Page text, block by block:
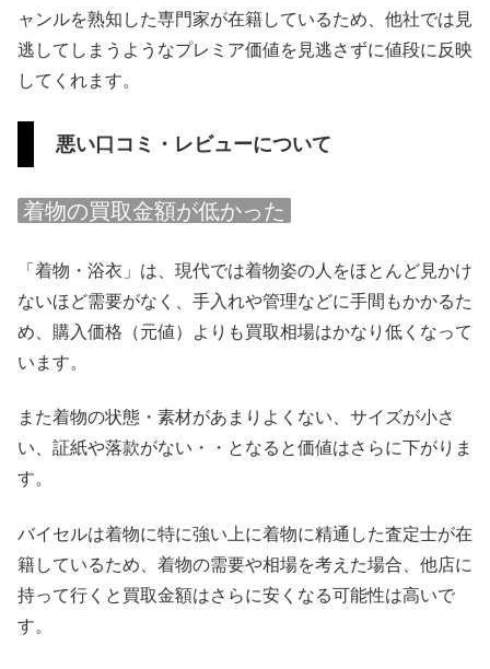
ャンルを熟知した専門家が在籍しているため、他社では見
逃してしまうようなプレミア価値を見逃さずに値段に反映
してくれます。
悪い口コミ・レビューについて
着物の買取金額が低かった
「着物・浴衣」は、現代では着物姿の人をほとんど見かけ
ないほど需要がなく、手入れや管理などに手間もかかるた
め、購入価格（元値）よりも買取相場はかなり低くなって
います。
また着物の状態・素材があまりよくない、サイズが小さ
い、証紙や落款がない・・となると価値はさらに下がりま
す。
バイセルは着物に特に強い上に着物に精通した査定士が在
籍しているため、着物の需要や相場を考えた場合、他店に
持って行くと買取金額はさらに安くなる可能性は高いで
す。